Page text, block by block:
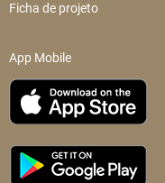
Ficha de projeto
App Mobile